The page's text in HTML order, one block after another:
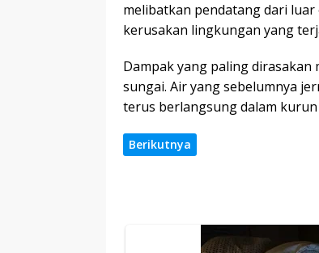
melibatkan pendatang dari
kerusakan lingkungan yang
Dampak yang paling
sungai. Air yang sebelumnya
terus berlangsung dalam
Berikutnya